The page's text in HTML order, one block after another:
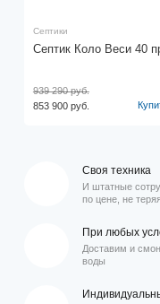
Септики
Септик Коло Веси 40
853 900 руб.
939 290 руб.
Своя техника
И штатные
по цене, не
При любых
Доставим и
воды